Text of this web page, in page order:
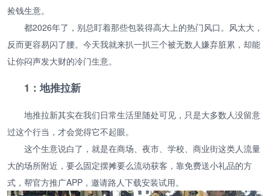
捡钱生意。
都2026年了，别总盯着那些包装得高大上的热门风口。风太大，
反而更容易闪了腰。今天我就来扒一扒三个被无数人嫌弃脏累，却能
让你闷声发大财的冷门生意。
1：地推拉新
地推拉新其实在我们日常生活里随处可见，只是大多数人没留意
过这个行当，才会觉得它不起眼。
这个生意说白了，就是在商场、夜市、学校、商业街这类人流量
大的场所附近，要么固定摆摊要么流动获客，靠免费送小礼品的方
式，帮官方推广APP，邀请路人下载安装试用。